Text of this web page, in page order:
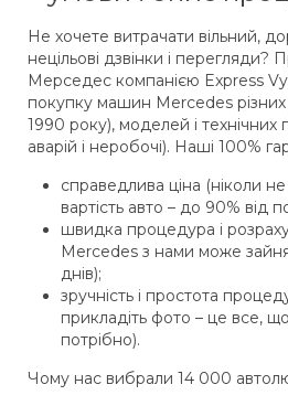
Не хочете витрачати вільний,
нецільові дзвінки і
Мерседес компанією Express
покупку машин Mercedes різних
1990 року), моделей і технічних
аварій і неробочі). Наші 100%
справедлива ціна (ніколи
вартість авто – до 90% від
швидка процедура і
Mercedes з нами може
днів);
зручність і простота
прикладіть фото – це все,
потрібно).
Чому нас вибрали 14 000